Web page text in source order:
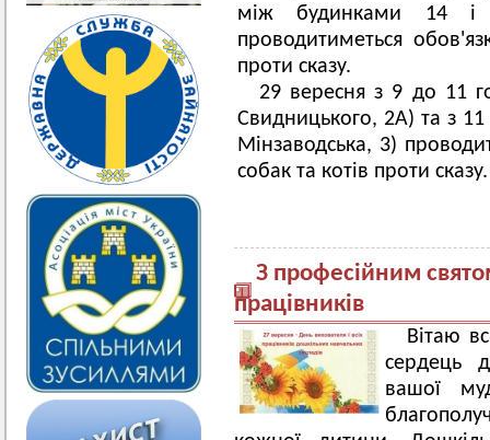
між будинками 14 і
проводитиметься
проти сказу.
29 вересня з 9 до 11
Свидницького, 2А) та з
Мінзаводська, 3)
собак та котів проти сказу.
З професійним
працівників
Вітаю
сердець
вашої